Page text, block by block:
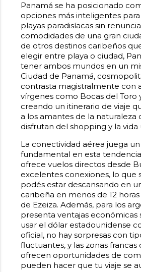
Panamá se ha posicionado
opciones más inteligentes
playas paradisíacas sin
comodidades de una gran
de otros destinos caribeños
elegir entre playa o ciudad,
tener ambos mundos en un
Ciudad de Panamá,
contrasta magistralmente con
vírgenes como Bocas del Toro
creando un itinerario de viaje
a los amantes de la naturaleza
disfrutan del shopping y la vida
La conectividad aérea juega
fundamental en esta
ofrece vuelos directos desde
excelentes conexiones, lo que
podés estar descansando en
caribeña en menos de 12
de Ezeiza. Además, para los
presenta ventajas económicas
usar el dólar estadounidense
oficial, no hay sorpresas con
fluctuantes, y las zonas
ofrecen oportunidades de
pueden hacer que tu viaje se